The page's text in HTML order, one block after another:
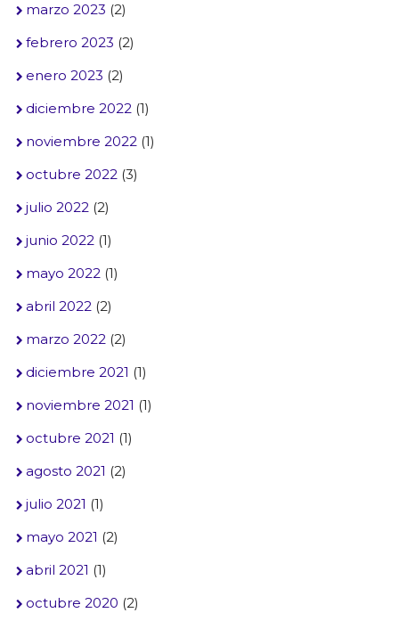
marzo 2023 (2)
febrero 2023 (2)
enero 2023 (2)
diciembre 2022(1)
noviembre 2022(1)
octubre 2022(3)
julio 2022(2)
junio 2022(1)
mayo 2022(1)
abril 2022(2)
marzo 2022(2)
diciembre 2021 (1)
noviembre 2021 (1)
octubre 2021 (1)
agosto 2021 (2)
julio 2021 (1)
mayo 2021 (2)
abril 2021 (1)
octubre 2020 (2)